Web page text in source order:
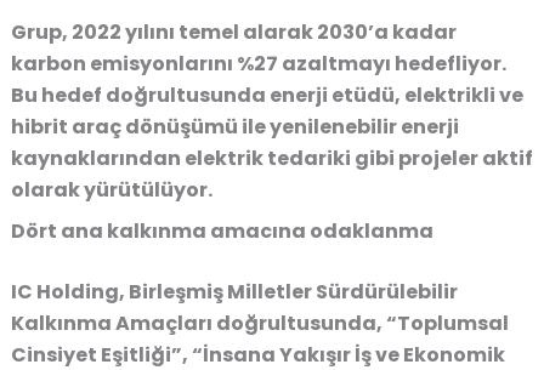
Grup, 2022 yılını temel alarak 2030’a kadar
karbon emisyonlarını %27 azaltmayı hedefliyor.
Bu hedef doğrultusunda enerji etüdü, elektrikli ve
hibrit araç dönüşümü ile yenilenebilir enerji
kaynaklarından elektrik tedariki gibi projeler aktif
olarak yürütülüyor.
Dört ana kalkınma amacına odaklanma
IC Holding, Birleşmiş Milletler Sürdürülebilir
Kalkınma Amaçları doğrultusunda, “Toplumsal
Cinsiyet Eşitliği”, “İnsana Yakışır İş ve Ekonomik